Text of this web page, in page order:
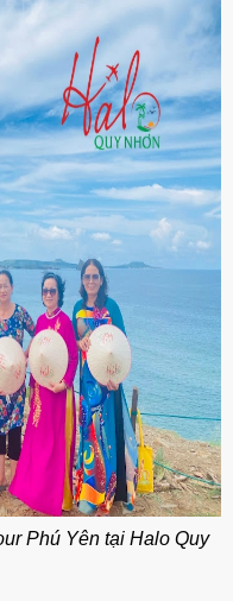
Phú Yên tại Halo Quy